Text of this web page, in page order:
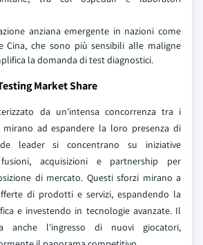
anziana emergente in nazioni come
Cina, che sono più sensibili alle maligne
la domanda di test diagnostici.
Market Share
da un'intensa concorrenza tra i
ad espandere la loro presenza di
leader si concentrano su iniziative
acquisizioni e partnership per
di mercato. Questi sforzi mirano a
di prodotti e servizi, espandendo la
e investendo in tecnologie avanzate. Il
anche l'ingresso di nuovi giocatori,